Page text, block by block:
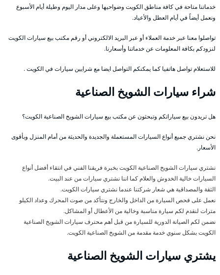
خدماتنا متاحة في كافة مناطق الكويت وضواحيها وعلى مدار اليوم وطيلة أيام الأسبوع
ونعمل أيضاً في أيام العطل والأعياد.
تواصلوا معنا عبر خدمة العملاء أو عبر البريد الالكتروني أو رقم مكتب بيع سيارات الكويت
لنزودكم بكافة المعلومات عن خدماتنا وأسعارنا.
للاستعلام تواصل هاتفيا كما يمكنكم التواصل ايضا مع شرايين سيارات في الكويت .
شراء سيارات الشويخ الصناعية
هل تريدون بيع سياراتكم وتبحثون عن مكتب بيع سيارات الشويخ الصناعية الكويت؟
نحن نشتري جميع أنواع السيارات المستعملة والجديدة والحديثة من أمام المنزل وبأقوى
الأسعار.
نشتري سيارات الشويخ الصناعية الكويت بخبرة فريقنا الفني في انتقاء أفضل أنواع
السيارات خالية الخدوش والعلام كما اننا نشتري سيارات من عند البيت.
الثقة والمصداقية هي شعار شركتنا عندما نشتري سيارات الكويت.
نعمل على فحص السيارة من الداخل والخارج ونتأكد من صوت المحرك وعداد الكيلو
مترات لنقدم لكم سيارة مناسبة وخالية من الأعطال أو المشاكل.
نضمن لكم الصيانة الدورية للسيارة من قبل أهم محترف سيارات الشويخ الصناعية
الكويت بشكل سنوي خدمة مقدمة من الشويخ الصناعية الكويت.
يشتري سيارات الشويخ الصناعية